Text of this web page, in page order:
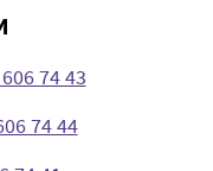
74 43
74 44